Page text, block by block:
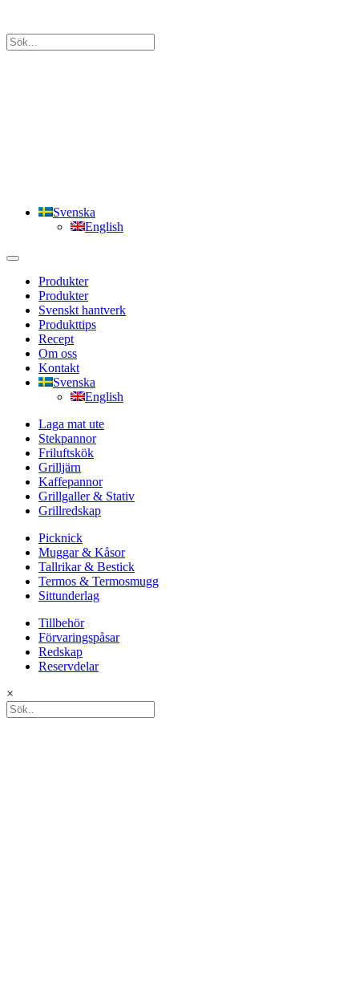
Svenska
English
Produkter
Produkter
Svenskt hantverk
Produkttips
Recept
Om oss
Kontakt
Svenska
English
Laga mat ute
Stekpannor
Friluftskök
Grilljärn
Kaffepannor
Grillgaller & Stativ
Grillredskap
Picknick
Muggar & Kåsor
Tallrikar & Bestick
Termos & Termosmugg
Sittunderlag
Tillbehör
Förvaringspåsar
Redskap
Reservdelar
×